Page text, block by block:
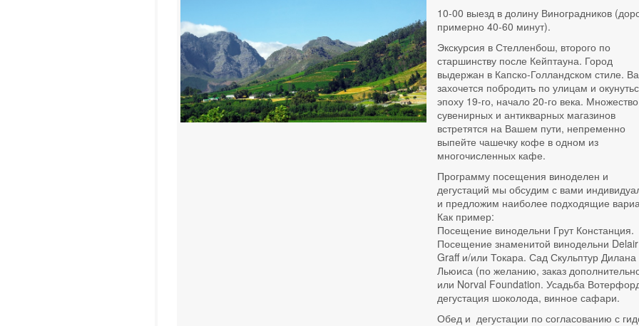
10-00 выезд в долину Виноградников
примерно 40-60 минут).
Экскурсия в Стелленбош, второго по
старшинству после Кейптауна. Город
выдержан в Капско-Голландском стиле.
захочется побродить по улицам и
эпоху 19-го, начало 20-го века. Множество
сувенирных и антикварных магазинов
встретятся на Вашем пути, непременно
выпейте чашечку кофе в одном из
многочисленных кафе.
Программу посещения виноделен и
дегустаций мы обсудим с вами
и предложим наиболее подходящие
Как пример:
Посещение винодельни Грут Констанция.
Посещение знаменитой винодельни Delair
Graff и/или Токара. Сад Скульптур Дилана
Льюиса (по желанию, заказ
или Norval Foundation. Усадьба
дегустация шоколода, винное сафари.
Обед и дегустации по согласованию с